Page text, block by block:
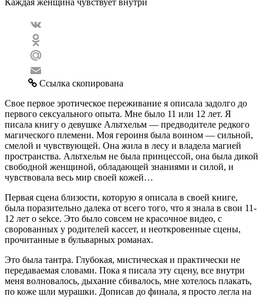
Каждая женщина чувствует внутри
VK
Odnoklassniki
Mail.Ru
Email
Ссылка скопирована
Свое первое эротическое переживание я описала задолго до
первого сексуального опыта. Мне было 11 или 12 лет. Я
писала книгу о девушке Альтхельм — предводителе редкого
магического племени. Моя героиня была воином — сильной,
смелой и чувствующей. Она жила в лесу и владела магией
пространства. Альтхельм не была принцессой, она была дикой
свободной женщиной, обладающей знаниями и силой, и
чувствовала весь мир своей кожей…
Первая сцена близости, которую я описала в своей книге,
была поразительно далека от всего того, что я знала в свои 11-
12 лет о sеkсе. Это было совсем не красочное видео, с
сворованных у родителей кассет, и неоткровенные сцены,
прочитанные в бульварных романах.
Это была тантра. Глубокая, мистическая и практически не
передаваемая словами. Пока я писала эту сцену, все внутри
меня волновалось, дыхание сбивалось, мне хотелось плакать,
по коже шли мурашки. Дописав до финала, я просто легла на